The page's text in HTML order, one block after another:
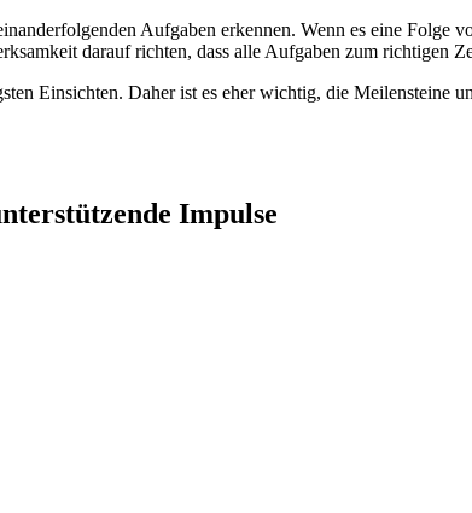
Aufgaben erkennen. Wenn es eine Folge
darauf richten, dass alle Aufgaben zum richtigen
Einsichten. Daher ist es eher wichtig, die Meilensteine
Impulse